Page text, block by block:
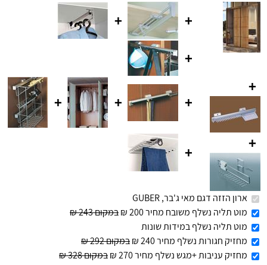
+
+
+
+
+
+
+
+
+
ארון הזזה דגם מאי ג'בר, GUBER
מוט תליה נשלף משובח מחיר 200 ₪
במקום 243 ₪
מוט תליה נשלף במידות שונות
מחזיק חגורות נשלף מחיר 240 ₪
במקום 292 ₪
מחזיק עניבות +מגש נשלף מחיר 270 ₪
במקום 328 ₪